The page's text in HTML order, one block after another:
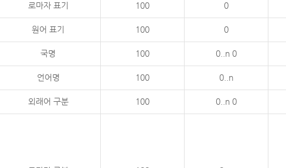
로마자 표기 100 0
원어 표기 100 0
국명 100 0..n 0
언어명 100 0..n
외래어 구분 100 0..n 0